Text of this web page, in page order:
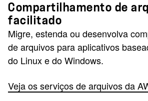
Compartilhamento de
facilitado
Migre, estenda ou desenvolva
de arquivos para aplicativos
do Linux e do Windows.
Veja os serviços de arquivos da